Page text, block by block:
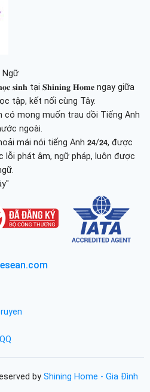
Ngữ
𝐬𝐢𝐧𝐡 tại 𝐒𝐡𝐢𝐧𝐢𝐧𝐠 𝐇𝐨𝐦𝐞 ngay giữa
tập, kết nối cùng Tây.
có mong muốn trau dồi Tiếng Anh
ngoài.
mái nói tiếng Anh 𝟮𝟰/𝟮𝟰, được
lỗi phát âm, ngữ pháp, luôn được
by Shining Home - Gia Đình